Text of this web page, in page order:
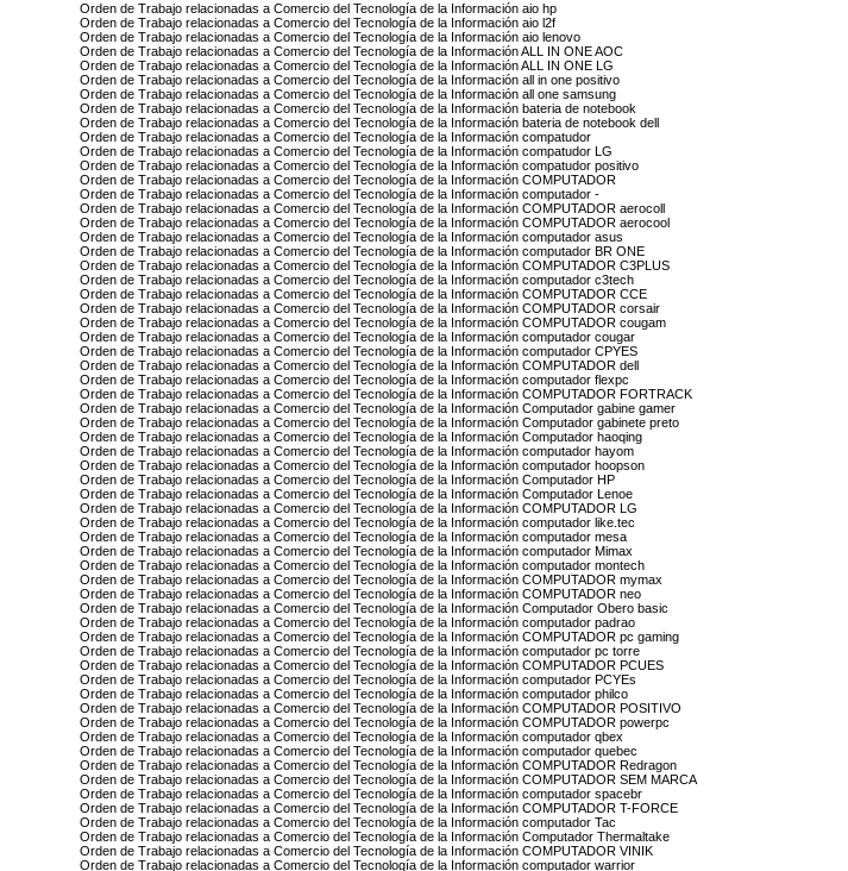
Orden de Trabajo relacionadas a Comercio del Tecnología de la Información aio hp
Orden de Trabajo relacionadas a Comercio del Tecnología de la Información aio l2f
Orden de Trabajo relacionadas a Comercio del Tecnología de la Información aio lenovo
Orden de Trabajo relacionadas a Comercio del Tecnología de la Información ALL IN ONE AOC
Orden de Trabajo relacionadas a Comercio del Tecnología de la Información ALL IN ONE LG
Orden de Trabajo relacionadas a Comercio del Tecnología de la Información all in one positivo
Orden de Trabajo relacionadas a Comercio del Tecnología de la Información all one samsung
Orden de Trabajo relacionadas a Comercio del Tecnología de la Información bateria de notebook
Orden de Trabajo relacionadas a Comercio del Tecnología de la Información bateria de notebook dell
Orden de Trabajo relacionadas a Comercio del Tecnología de la Información compatudor
Orden de Trabajo relacionadas a Comercio del Tecnología de la Información compatudor LG
Orden de Trabajo relacionadas a Comercio del Tecnología de la Información compatudor positivo
Orden de Trabajo relacionadas a Comercio del Tecnología de la Información COMPUTADOR
Orden de Trabajo relacionadas a Comercio del Tecnología de la Información computador -
Orden de Trabajo relacionadas a Comercio del Tecnología de la Información COMPUTADOR aerocoll
Orden de Trabajo relacionadas a Comercio del Tecnología de la Información COMPUTADOR aerocool
Orden de Trabajo relacionadas a Comercio del Tecnología de la Información computador asus
Orden de Trabajo relacionadas a Comercio del Tecnología de la Información computador BR ONE
Orden de Trabajo relacionadas a Comercio del Tecnología de la Información COMPUTADOR C3PLUS
Orden de Trabajo relacionadas a Comercio del Tecnología de la Información computador c3tech
Orden de Trabajo relacionadas a Comercio del Tecnología de la Información COMPUTADOR CCE
Orden de Trabajo relacionadas a Comercio del Tecnología de la Información COMPUTADOR corsair
Orden de Trabajo relacionadas a Comercio del Tecnología de la Información COMPUTADOR cougam
Orden de Trabajo relacionadas a Comercio del Tecnología de la Información computador cougar
Orden de Trabajo relacionadas a Comercio del Tecnología de la Información computador CPYES
Orden de Trabajo relacionadas a Comercio del Tecnología de la Información COMPUTADOR dell
Orden de Trabajo relacionadas a Comercio del Tecnología de la Información computador flexpc
Orden de Trabajo relacionadas a Comercio del Tecnología de la Información COMPUTADOR FORTRACK
Orden de Trabajo relacionadas a Comercio del Tecnología de la Información Computador gabine gamer
Orden de Trabajo relacionadas a Comercio del Tecnología de la Información Computador gabinete preto
Orden de Trabajo relacionadas a Comercio del Tecnología de la Información Computador haoqing
Orden de Trabajo relacionadas a Comercio del Tecnología de la Información computador hayom
Orden de Trabajo relacionadas a Comercio del Tecnología de la Información computador hoopson
Orden de Trabajo relacionadas a Comercio del Tecnología de la Información Computador HP
Orden de Trabajo relacionadas a Comercio del Tecnología de la Información Computador Lenoe
Orden de Trabajo relacionadas a Comercio del Tecnología de la Información COMPUTADOR LG
Orden de Trabajo relacionadas a Comercio del Tecnología de la Información computador like.tec
Orden de Trabajo relacionadas a Comercio del Tecnología de la Información computador mesa
Orden de Trabajo relacionadas a Comercio del Tecnología de la Información computador Mimax
Orden de Trabajo relacionadas a Comercio del Tecnología de la Información computador montech
Orden de Trabajo relacionadas a Comercio del Tecnología de la Información COMPUTADOR mymax
Orden de Trabajo relacionadas a Comercio del Tecnología de la Información COMPUTADOR neo
Orden de Trabajo relacionadas a Comercio del Tecnología de la Información Computador Obero basic
Orden de Trabajo relacionadas a Comercio del Tecnología de la Información computador padrao
Orden de Trabajo relacionadas a Comercio del Tecnología de la Información COMPUTADOR pc gaming
Orden de Trabajo relacionadas a Comercio del Tecnología de la Información computador pc torre
Orden de Trabajo relacionadas a Comercio del Tecnología de la Información COMPUTADOR PCUES
Orden de Trabajo relacionadas a Comercio del Tecnología de la Información computador PCYEs
Orden de Trabajo relacionadas a Comercio del Tecnología de la Información computador philco
Orden de Trabajo relacionadas a Comercio del Tecnología de la Información COMPUTADOR POSITIVO
Orden de Trabajo relacionadas a Comercio del Tecnología de la Información COMPUTADOR powerpc
Orden de Trabajo relacionadas a Comercio del Tecnología de la Información computador qbex
Orden de Trabajo relacionadas a Comercio del Tecnología de la Información computador quebec
Orden de Trabajo relacionadas a Comercio del Tecnología de la Información COMPUTADOR Redragon
Orden de Trabajo relacionadas a Comercio del Tecnología de la Información COMPUTADOR SEM MARCA
Orden de Trabajo relacionadas a Comercio del Tecnología de la Información computador spacebr
Orden de Trabajo relacionadas a Comercio del Tecnología de la Información COMPUTADOR T-FORCE
Orden de Trabajo relacionadas a Comercio del Tecnología de la Información computador Tac
Orden de Trabajo relacionadas a Comercio del Tecnología de la Información Computador Thermaltake
Orden de Trabajo relacionadas a Comercio del Tecnología de la Información COMPUTADOR VINIK
Orden de Trabajo relacionadas a Comercio del Tecnología de la Información computador warrior